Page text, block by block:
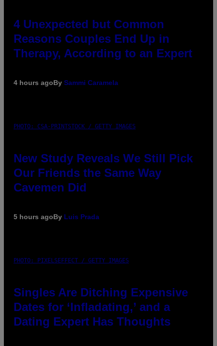
4 Unexpected but Common
Reasons Couples End Up in
Therapy, According to an Expert
4 hours agoBy Sammi Caramela
PHOTO: CSA-PRINTSTOCK / GETTY IMAGES
New Study Reveals We Still Pick
Our Friends the Same Way
Cavemen Did
5 hours agoBy Luis Prada
PHOTO: PIXELSEFFECT / GETTY IMAGES
Singles Are Ditching Expensive
Dates for ‘Infladating,’ and a
Dating Expert Has Thoughts